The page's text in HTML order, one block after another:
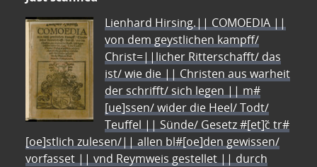
Lienhard Hirsing.|| COMOEDIA ||
von dem geystlichen kampff/
Christ=||licher Ritterschafft/ das
ist/ wie die || Christen aus warheit
der schrifft/ sich legen || m#
[ue]ssen/ wider die Heel/ Todt/
Teuffel || Sünde/ Gesetz #[et]c̃ tr#
[oe]stlich zulesen/|| allen bl#[oe]den gewissen/
vorfasset || vnd Reymweis gestellet || durch